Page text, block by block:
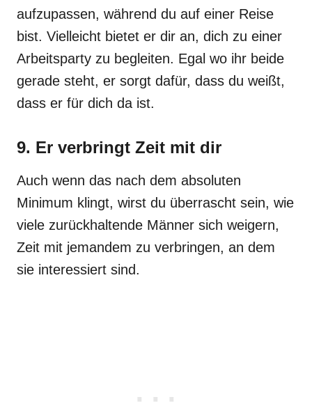
aufzupassen, während du auf einer Reise
bist. Vielleicht bietet er dir an, dich zu einer
Arbeitsparty zu begleiten. Egal wo ihr beide
gerade steht, er sorgt dafür, dass du weißt,
dass er für dich da ist.
9. Er verbringt Zeit mit dir
Auch wenn das nach dem absoluten
Minimum klingt, wirst du überrascht sein, wie
viele zurückhaltende Männer sich weigern,
Zeit mit jemandem zu verbringen, an dem
sie interessiert sind.